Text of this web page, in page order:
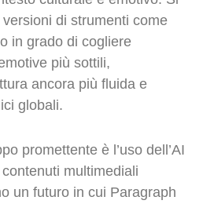
di strumenti come
in grado di cogliere
più sottili,
ancora più fluida e
globali.
promettente è l’uso dell’AI
multimediali
un futuro in cui Paragraph